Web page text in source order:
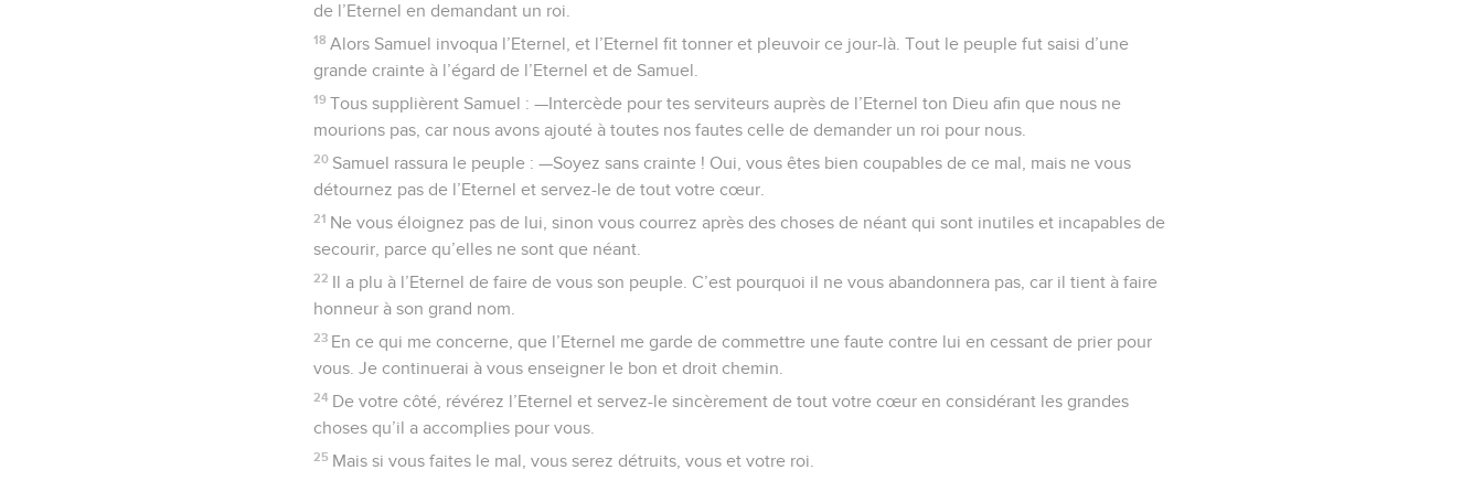
de l’Eternel en demandant un roi.
18 Alors Samuel invoqua l’Eternel, et l’Eternel fit tonner et pleuvoir ce jour-là. Tout le peuple fut saisi d’une
grande crainte à l’égard de l’Eternel et de Samuel.
19 Tous supplièrent Samuel : —Intercède pour tes serviteurs auprès de l’Eternel ton Dieu afin que nous ne
mourions pas, car nous avons ajouté à toutes nos fautes celle de demander un roi pour nous.
20 Samuel rassura le peuple : —Soyez sans crainte ! Oui, vous êtes bien coupables de ce mal, mais ne vous
détournez pas de l’Eternel et servez-le de tout votre cœur.
21 Ne vous éloignez pas de lui, sinon vous courrez après des choses de néant qui sont inutiles et incapables de
secourir, parce qu’elles ne sont que néant.
22 Il a plu à l’Eternel de faire de vous son peuple. C’est pourquoi il ne vous abandonnera pas, car il tient à faire
honneur à son grand nom.
23 En ce qui me concerne, que l’Eternel me garde de commettre une faute contre lui en cessant de prier pour
vous. Je continuerai à vous enseigner le bon et droit chemin.
24 De votre côté, révérez l’Eternel et servez-le sincèrement de tout votre cœur en considérant les grandes
choses qu’il a accomplies pour vous.
25 Mais si vous faites le mal, vous serez détruits, vous et votre roi.